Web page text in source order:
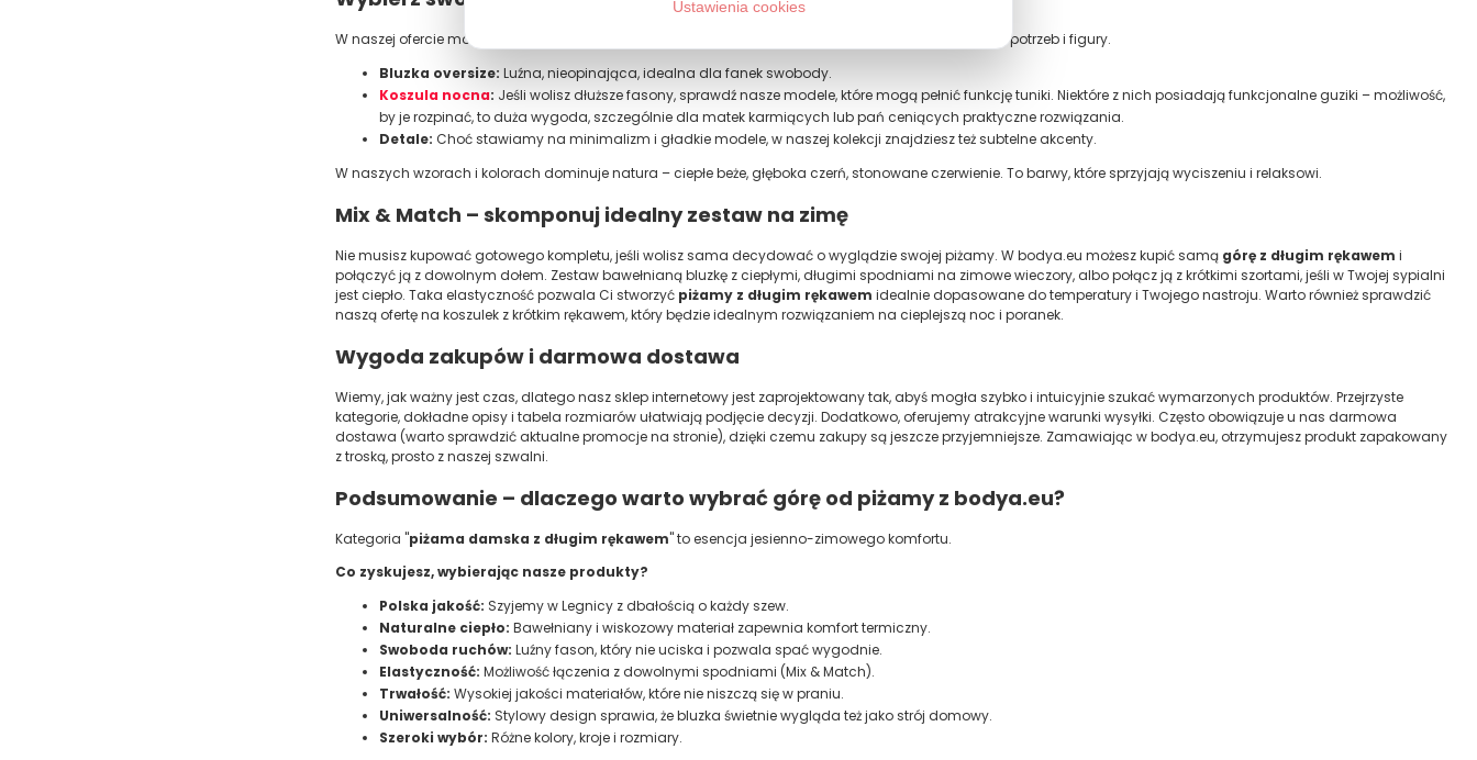
W naszej ofercie możesz wybierać spośród różnorodnych krojów, aby dopasować piżamę do swoich potrzeb i figury.
Bluzka oversize: Luźna, nieopinająca, idealna dla fanek swobody.
Koszula nocna: Jeśli wolisz dłuższe fasony, sprawdź nasze modele, które mogą pełnić funkcję tuniki. Niektóre z nich posiadają funkcjonalne guziki – możliwość,
by je rozpinać, to duża wygoda, szczególnie dla matek karmiących lub pań ceniących praktyczne rozwiązania.
Detale: Choć stawiamy na minimalizm i gładkie modele, w naszej kolekcji znajdziesz też subtelne akcenty.
W naszych wzorach i kolorach dominuje natura – ciepłe beże, głęboka czerń, stonowane czerwienie. To barwy, które sprzyjają wyciszeniu i relaksowi.
Mix & Match – skomponuj idealny zestaw na zimę
Nie musisz kupować gotowego kompletu, jeśli wolisz sama decydować o wyglądzie swojej piżamy. W bodya.eu możesz kupić samą górę z długim rękawem i
połączyć ją z dowolnym dołem. Zestaw bawełnianą bluzkę z ciepłymi, długimi spodniami na zimowe wieczory, albo połącz ją z krótkimi szortami, jeśli w Twojej sypialni
jest ciepło. Taka elastyczność pozwala Ci stworzyć piżamy z długim rękawem idealnie dopasowane do temperatury i Twojego nastroju. Warto również sprawdzić
naszą ofertę na koszulek z krótkim rękawem, który będzie idealnym rozwiązaniem na cieplejszą noc i poranek.
Wygoda zakupów i darmowa dostawa
Wiemy, jak ważny jest czas, dlatego nasz sklep internetowy jest zaprojektowany tak, abyś mogła szybko i intuicyjnie szukać wymarzonych produktów. Przejrzyste
kategorie, dokładne opisy i tabela rozmiarów ułatwiają podjęcie decyzji. Dodatkowo, oferujemy atrakcyjne warunki wysyłki. Często obowiązuje u nas darmowa
dostawa (warto sprawdzić aktualne promocje na stronie), dzięki czemu zakupy są jeszcze przyjemniejsze. Zamawiając w bodya.eu, otrzymujesz produkt zapakowany
z troską, prosto z naszej szwalni.
Podsumowanie – dlaczego warto wybrać górę od piżamy z bodya.eu?
Kategoria "piżama damska z długim rękawem" to esencja jesienno-zimowego komfortu.
Co zyskujesz, wybierając nasze produkty?
Polska jakość: Szyjemy w Legnicy z dbałością o każdy szew.
Naturalne ciepło: Bawełniany i wiskozowy materiał zapewnia komfort termiczny.
Swoboda ruchów: Luźny fason, który nie uciska i pozwala spać wygodnie.
Elastyczność: Możliwość łączenia z dowolnymi spodniami (Mix & Match).
Trwałość: Wysokiej jakości materiałów, które nie niszczą się w praniu.
Uniwersalność: Stylowy design sprawia, że bluzka świetnie wygląda też jako strój domowy.
Szeroki wybór: Różne kolory, kroje i rozmiary.